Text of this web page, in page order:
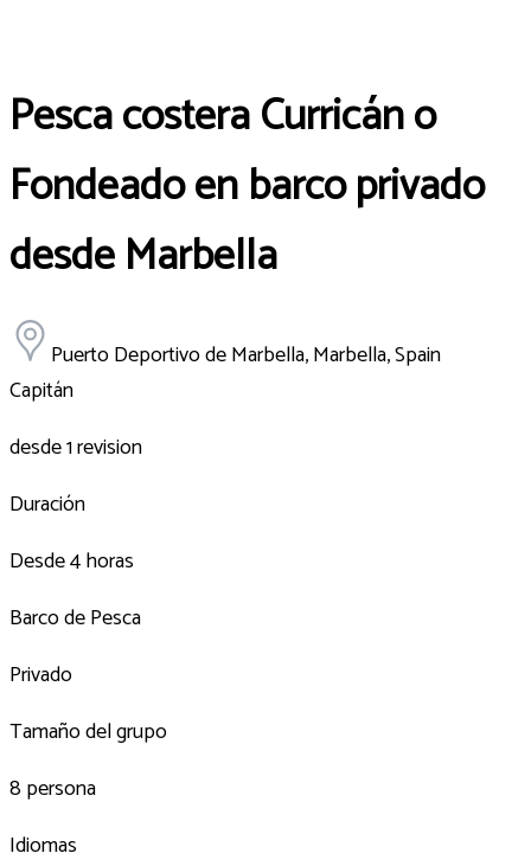
Pesca costera Curricán o
Fondeado en barco privado
desde Marbella
Puerto Deportivo de Marbella, Marbella, Spain
Capitán
desde 1 revision
Duración
Desde 4 horas
Barco de Pesca
Privado
Tamaño del grupo
8 persona
Idiomas